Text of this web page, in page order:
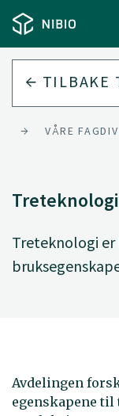
TILBAKE
VÅRE
Treteknologi
Treteknologi
Avdelingen
egenskapene